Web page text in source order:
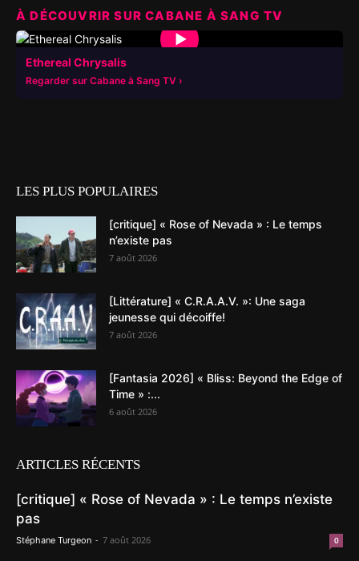
À DÉCOUVRIR SUR CABANE À SANG TV
▶
Ethereal Chrysalis
Regarder sur Cabane à Sang TV
LES PLUS POPULAIRES
[critique] « Rose of Nevada » : Le temps
n’existe pas
7 août 2026
[Littérature] « C.R.A.A.V. »: Une saga
jeunesse qui décoiffe!
7 août 2026
[Fantasia 2026] « Bliss: Beyond the Edge of
Time » :...
6 août 2026
ARTICLES RÉCENTS
[critique] « Rose of Nevada » : Le temps n’existe
pas
Stéphane Turgeon - 7 août 2026 0